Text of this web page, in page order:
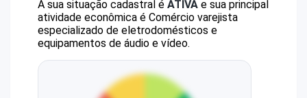
A sua situação cadastral é ATIVA e sua principal
atividade econômica é Comércio varejista
especializado de eletrodomésticos e
equipamentos de áudio e vídeo.